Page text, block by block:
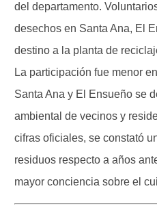
del departamento.
desechos en Santa Ana, El
destino a la planta de
La participación fue menor
Santa Ana y El Ensueño se
ambiental de vecinos y
cifras oficiales, se constató
residuos respecto a años
mayor conciencia sobre el